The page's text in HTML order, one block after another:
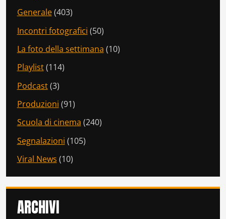
Generale(403)
Incontri fotografici (50)
La foto della settimana (10)
Playlist(114)
Podcast(3)
Produzioni (91)
Scuola di cinema (240)
Segnalazioni (105)
Viral News (10)
ARCHIVI